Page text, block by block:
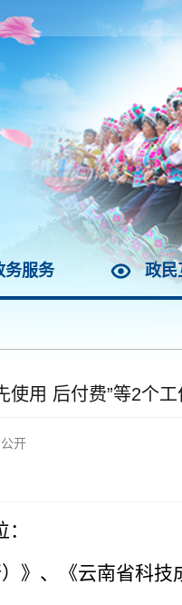
务服务 政民
使用 后付费”等2个
开
》、《云南省科